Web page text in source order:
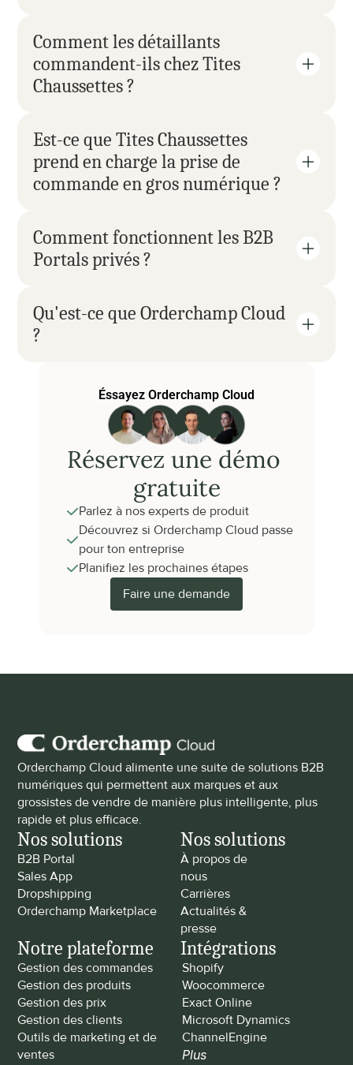
Comment les détaillants
commandent-ils chez Tites
Chaussettes ?
Est-ce que Tites Chaussettes
prend en charge la prise de
commande en gros numérique ?
Comment fonctionnent les B2B
Portals privés ?
Qu'est-ce que Orderchamp Cloud
?
Éssayez Orderchamp Cloud
Réservez une démo
gratuite
Parlez à nos experts de produit
Découvrez si Orderchamp Cloud passe
pour ton entreprise
Planifiez les prochaines étapes
Faire une demande
Orderchamp Cloud alimente une suite de solutions B2B
numériques qui permettent aux marques et aux
grossistes de vendre de manière plus intelligente, plus
rapide et plus efficace.
Nos solutions
B2B Portal
Sales App
Dropshipping
Orderchamp Marketplace
Nos solutions
À propos de
nous
Carrières
Actualités &
presse
Notre plateforme
Gestion des commandes
Gestion des produits
Gestion des prix
Gestion des clients
Outils de marketing et de
ventes
Intégrations
Shopify
Woocommerce
Exact Online
Microsoft Dynamics
ChannelEngine
Plus